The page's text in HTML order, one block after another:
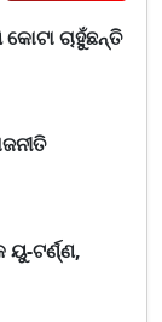
ଚାହୁଁଛନ୍ତି
ଟର୍ଣ୍ଣ,